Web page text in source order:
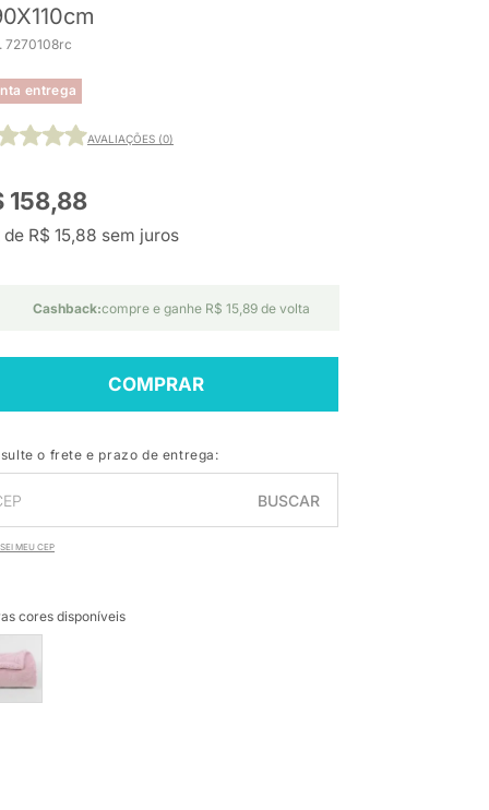
7270108rc
entrega
AVALIAÇÕES (0)
158,88
de R$ 15,88 sem juros
Cashback:compre e ganhe R$ 15,89 de volta
COMPRAR
o frete e prazo de entrega:
BUSCAR
MEU CEP
cores disponíveis